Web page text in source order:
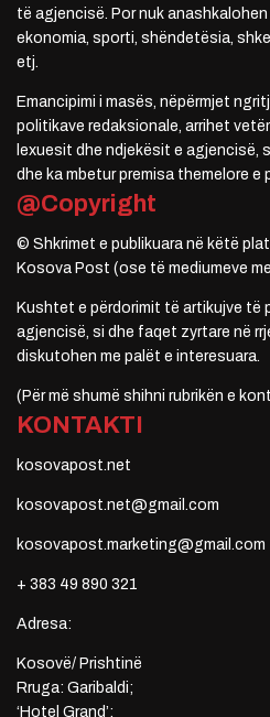
të agjencisë. Por nuk
ekonomia, sporti, shëndetësia,
etj.
Emancipimi i masës, nëpërmjet
politikave redaksionale, arrihet
lexuesit dhe ndjekësit e agjencisë,
dhe ka mbetur premisa themelore e
@Copyright
© Shkrimet e publikuara në këtë
Kosova Post (ose të mediumeve
Kushtet e përdorimit të artikujve të
agjencisë, si dhe faqet zyrtare në
diskutohen me palët e interesuara.
(Për më shumë shihni rubrikën e
KONTAKTI
kosovapost.net
kosovapost.net@gmail.com
kosovapost.marketing@gmail.com
+ 383 49 890 321
Adresa:
Kosovë/ Prishtinë
Rruga: Garibaldi;
‘Hotel Grand’;